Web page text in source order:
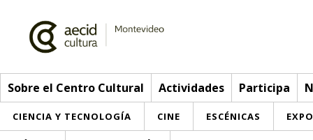
Sobre el Centro Cultural Actividades Participa
CIENCIA Y TECNOLOGÍA CINE ESCÉNICAS